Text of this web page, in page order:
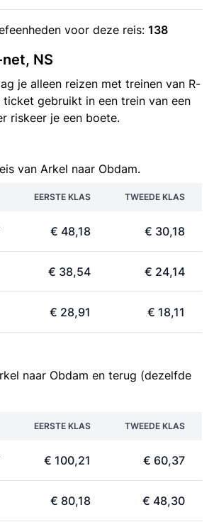
voor deze reis: 138
NS
je alleen reizen met treinen van R-
ticket gebruikt in een trein van een
riskeer je een boete.
van Arkel naar Obdam.
EERSTE KLAS TWEEDE KLAS
€ 48,18 € 30,18
€ 38,54 € 24,14
€ 28,91 € 18,11
naar Obdam en terug (dezelfde
EERSTE KLAS TWEEDE KLAS
€ 100,21 € 60,37
€ 80,18 € 48,30